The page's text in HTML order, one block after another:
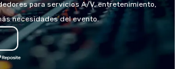
retreat,
or virtual
we create
that encourage
engagement, and
innovation playbook,
para servicios A/V, entretenimiento,
necesidades del evento.